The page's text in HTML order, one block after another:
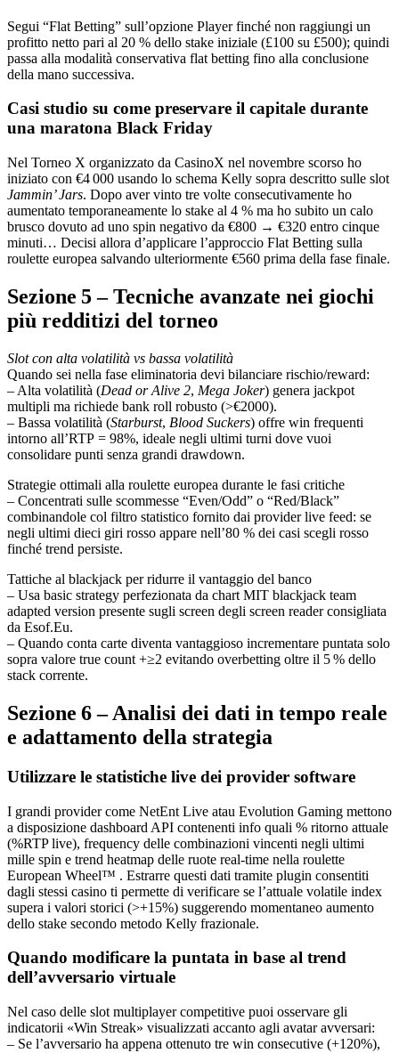
Segui “Flat Betting” sull’opzione Player finché non raggiungi un
profitto netto pari al 20 % dello stake iniziale (£100 su £500); quindi
passa alla modalità conservativa flat betting fino alla conclusione
della mano successiva.
Casi studio su come preservare il capitale durante
una maratona Black Friday
Nel Torneo X organizzato da CasinoX nel novembre scorso ho
iniziato con €4 000 usando lo schema Kelly sopra descritto sulle slot
Jammin’ Jars. Dopo aver vinto tre volte consecutivamente ho
aumentato temporaneamente lo stake al 4 % ma ho subito un calo
brusco dovuto ad uno spin negativo da €800 → €320 entro cinque
minuti… Decisi allora d’applicare l’approccio Flat Betting sulla
roulette europea salvando ulteriormente €560 prima della fase finale.
Sezione 5 – Tecniche avanzate nei giochi
più redditizi del torneo
Slot con alta volatilità vs bassa volatilità
Quando sei nella fase eliminatoria devi bilanciare rischio/reward:
– Alta volatilità (Dead or Alive 2, Mega Joker) genera jackpot
multipli ma richiede bank roll robusto (>€2000).
– Bassa volatilità (Starburst, Blood Suckers) offre win frequenti
intorno all’RTP = 98%, ideale negli ultimi turni dove vuoi
consolidare punti senza grandi drawdown.
Strategie ottimali alla roulette europea durante le fasi critiche
– Concentrati sulle scommesse “Even/Odd” o “Red/Black”
combinandole col filtro statistico fornito dai provider live feed: se
negli ultimi dieci giri rosso appare nell’80 % dei casi scegli rosso
finché trend persiste.
Tattiche al blackjack per ridurre il vantaggio del banco
– Usa basic strategy perfezionata da chart MIT blackjack team
adapted version presente sugli screen degli screen reader consigliata
da Esof.Eu.
– Quando conta carte diventa vantaggioso incrementare puntata solo
sopra valore true count +≥2 evitando overbetting oltre il 5 % dello
stack corrente.
Sezione 6 – Analisi dei dati in tempo reale
e adattamento della strategia
Utilizzare le statistiche live dei provider software
I grandi provider come NetEnt Live atau Evolution Gaming mettono
a disposizione dashboard API contenenti info quali % ritorno attuale
(%RTP live), frequency delle combinazioni vincenti negli ultimi
mille spin e trend heatmap delle ruote real-time nella roulette
European Wheel™ . Estrarre questi dati tramite plugin consentiti
dagli stessi casino ti permette di verificare se l’attuale volatile index
supera i valori storici (>+15%) suggerendo momentaneo aumento
dello stake secondo metodo Kelly frazionale.
Quando modificare la puntata in base al trend
dell’avversario virtuale
Nel caso delle slot multiplayer competitive puoi osservare gli
indicatorii «Win Streak» visualizzati accanto agli avatar avversari:
– Se l’avversario ha appena ottenuto tre win consecutive (+120%),